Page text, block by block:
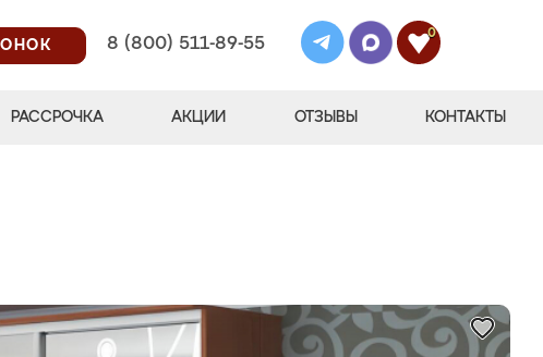
8 (800) 511-89-55
0
РАССРОЧКА АКЦИИ ОТЗЫВЫ КОНТАКТЫ